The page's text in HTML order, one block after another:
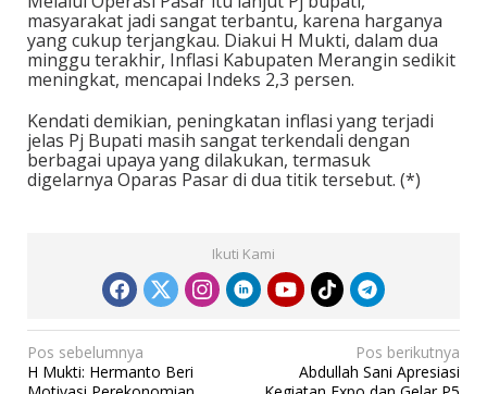
masyarakat jadi sangat terbantu, karena harganya
yang cukup terjangkau. Diakui H Mukti, dalam dua
minggu terakhir, Inflasi Kabupaten Merangin sedikit
meningkat, mencapai Indeks 2,3 persen.
Kendati demikian, peningkatan inflasi yang terjadi
jelas Pj Bupati masih sangat terkendali dengan
berbagai upaya yang dilakukan, termasuk
digelarnya Oparas Pasar di dua titik tersebut. (*)
Ikuti Kami
N
a
Pos sebelumnya
H Mukti: Hermanto Beri
Pos berikutnya
Abdullah Sani Apresiasi